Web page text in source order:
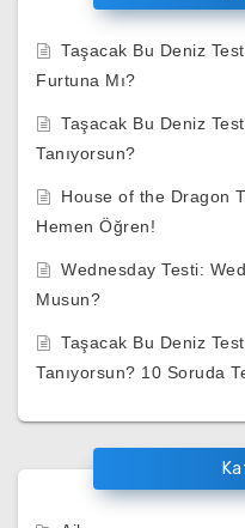
Taşacak Bu Deniz
Furtuna Mı?
Taşacak Bu Deniz
Tanıyorsun?
House of the Dragon
Hemen Öğren!
Wednesday Testi:
Musun?
Taşacak Bu Deniz
Tanıyorsun? 10 Soruda